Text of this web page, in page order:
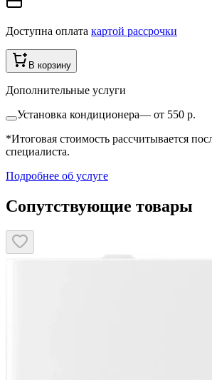
Доступна оплата картой рассрочки
В корзину
Дополнительные услуги
Установка кондиционера— от 550 р.
*Итоговая стоимость рассчитывается
специалиста.
Подробнее об услуге
Сопутствующие товары